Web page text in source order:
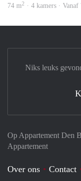
74 m2 · 4 kamers ·
Op Appartement Den
Appartement
Over ons Contact
Niks leuks